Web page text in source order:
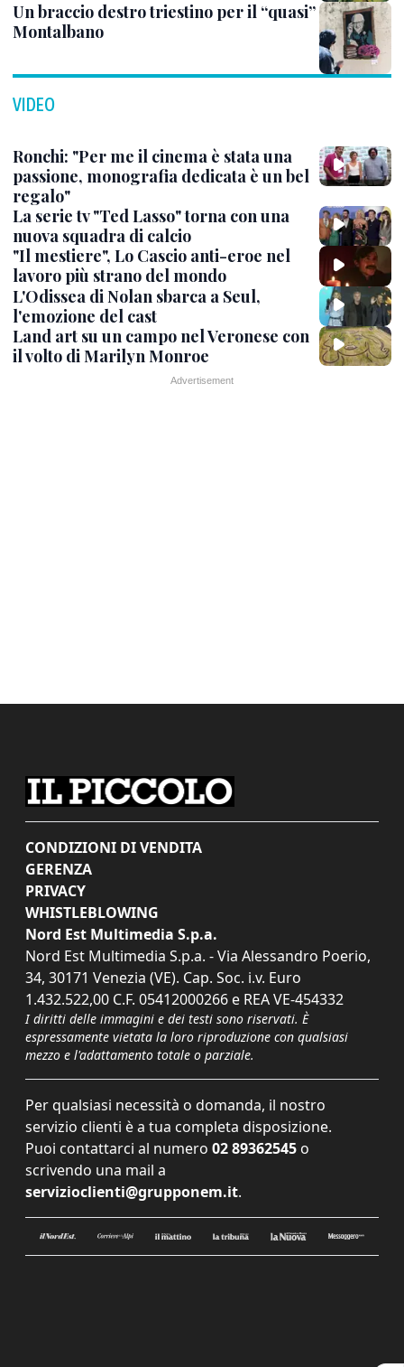
Un braccio destro triestino per il “quasi”
Montalbano
VIDEO
Ronchi: "Per me il cinema è stata una
passione, monografia dedicata è un bel
regalo"
La serie tv "Ted Lasso" torna con una
nuova squadra di calcio
"Il mestiere", Lo Cascio anti-eroe nel
lavoro più strano del mondo
L'Odissea di Nolan sbarca a Seul,
l'emozione del cast
Land art su un campo nel Veronese con
il volto di Marilyn Monroe
CONDIZIONI DI VENDITA
GERENZA
PRIVACY
WHISTLEBLOWING
Nord Est Multimedia S.p.a.
Nord Est Multimedia S.p.a. - Via Alessandro Poerio,
34, 30171 Venezia (VE). Cap. Soc. i.v. Euro
1.432.522,00 C.F. 05412000266 e REA VE-454332
I diritti delle immagini e dei testi sono riservati. È
espressamente vietata la loro riproduzione con qualsiasi
mezzo e l'adattamento totale o parziale.
Per qualsiasi necessità o domanda, il nostro
servizio clienti è a tua completa disposizione.
Puoi contattarci al numero 02 89362545 o
scrivendo una mail a
servizioclienti@grupponem.it.